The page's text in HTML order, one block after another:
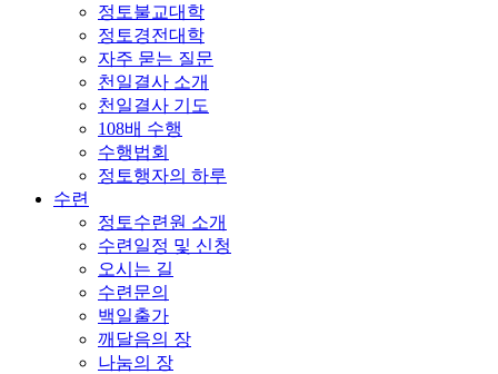
정토불교대학
정토경전대학
자주 묻는 질문
천일결사 소개
천일결사 기도
108배 수행
수행법회
정토행자의 하루
수련
정토수련원 소개
수련일정 및 신청
오시는 길
수련문의
백일출가
깨달음의 장
나눔의 장